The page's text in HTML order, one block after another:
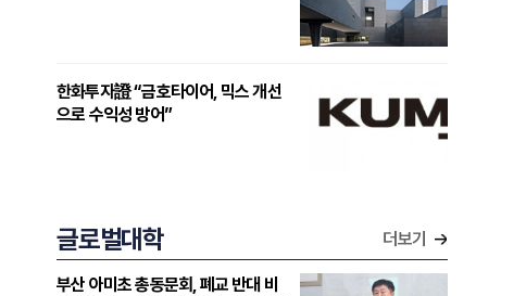
한화투자證 “금호타이어, 믹스 개선
으로 수익성 방어”
글로벌대학 더보기
부산 아미초 총동문회, 폐교 반대 비